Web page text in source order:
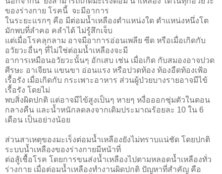
ของร่างกาย โรคนี้ จะมีอาการ
ในระยะแรกๆ คือ มีต่อมน้ำเหลืองตำแหน่งใด ตำแหน่งหนึ่งโต
มักพบที่ลำคอ คลำได้ ไม่รู้สึกเจ็บ
แต่เมื่อโรคลุกลาม อาจมีอาการอ่อนเพลีย ซีด หรือเมื่อเกิดกับ
อวัยวะอื่นๆ ที่ไม่ใช่ต่อมน้ำเหลืองจะมี
อาการเหมือนอวัยวะนั้นๆ อักเสบ เช่น เมื่อเกิด กับสมองอาจปวด
ศีรษะ อาเจียน แขนขา อ่อนแรง หรือปวดท้อง ท้องอืดท้องเฟ้อ
เรื้อรัง เมื่อเกิดกับ กระเพาะอาหาร ส่วนผู้ป่วยบางรายอาจมีไข้
เรื้อรัง โดยไม่
พบสิ่งผิดปกติ แต่อาจมีไข้สูงเป็นๆ หายๆ หงื่อออกชุ่มตัวในตอน
กลางคืน และน้ำหนักลดลงจากเดิมประมาณร้อยละ 10 ใน 6
เดือน เป็นอย่างน้อย
ส่วนสาเหตุของมะเร็งต่อมน้ำเหลืองยังไม่ทราบแน่ชัด โดยปกติ
ระบบน้ำเหลืองของร่างกายมีหน้าที่
ต่อสู้เชื้อโรค โดยการขนส่งน้ำเหลืองไปตามหลอดน้ำเหลืองทั่ว
ร่างกาย เมื่อต่อมน้ำเหลืองทำงานผิดปกติ ปัญหาที่สำคัญ คือ